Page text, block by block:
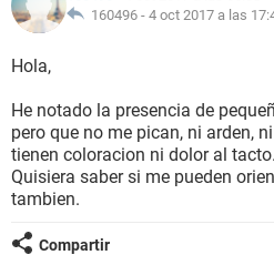
NUTRICIÓN
BIENESTAR
SEXUALIDAD
GLOSARIO
160496 - 4 oct 2017 a las
Hola,
He notado la presencia de
pero que no me pican, ni arden,
tienen coloracion ni dolor al
Quisiera saber si me pueden
tambien.
Compartir